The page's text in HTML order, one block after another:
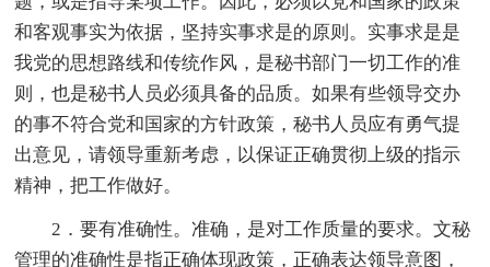
和客观事实为依据，坚持实事求是的原则。实事求是是
我党的思想路线和传统作风，是秘书部门一切工作的准
则，也是秘书人员必须具备的品质。如果有些领导交办
的事不符合党和国家的方针政策，秘书人员应有勇气提
出意见，请领导重新考虑，以保证正确贯彻上级的指示
精神，把工作做好。
2．要有准确性。准确，是对工作质量的要求。文秘
管理的准确性是指正确体现政策，正确表达领导意图，